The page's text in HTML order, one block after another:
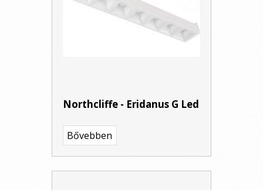
Northcliffe - Eridanus G Led
Bővebben